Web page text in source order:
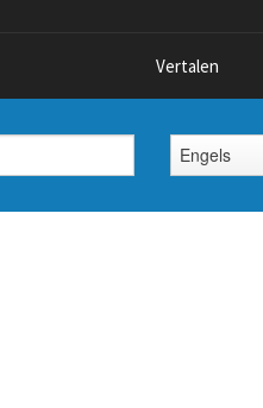
Vertalen
Engels